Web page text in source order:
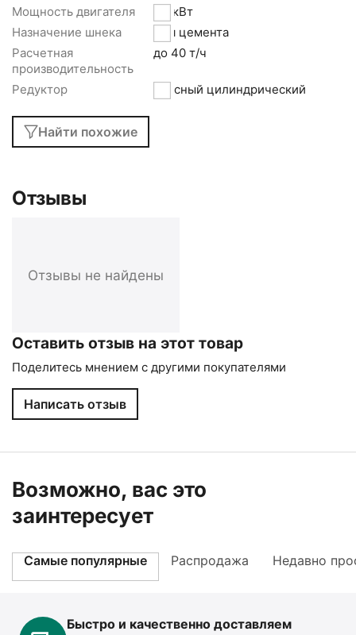
Мощность двигателя
7,5 кВт
Назначение шнека
Для цемента
Расчетная
производительность
до 40 т/ч
Редуктор соосный цилиндрический
Найти похожие
Отзывы
Отзывы не найдены
Оставить отзыв на этот товар
Поделитесь мнением с другими покупателями
Написать отзыв
Возможно, вас это
заинтересует
Самые популярные Распродажа Недавно
Быстро и качественно доставляем